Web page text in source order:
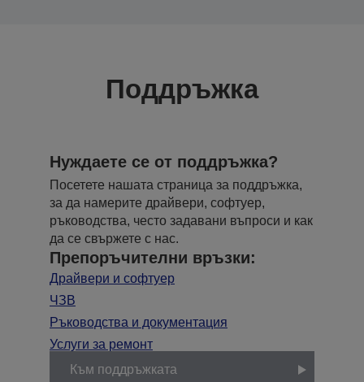
Поддръжка
Нуждаете се от поддръжка?
Посетете нашата страница за поддръжка,
за да намерите драйвери, софтуер,
ръководства, често задавани въпроси и как
да се свържете с нас.
Препоръчителни връзки:
Драйвери и софтуер
ЧЗВ
Ръководства и документация
Услуги за ремонт
Към поддръжката